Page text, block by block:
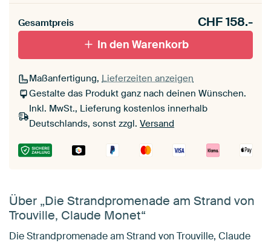
Gesamtpreis CHF158.-
In den Warenkorb
Maßanfertigung, Lieferzeiten anzeigen
Gestalte das Produkt ganz nach deinen Wünschen.
Inkl. MwSt., Lieferung kostenlos innerhalb
Deutschlands, sonst zzgl. Versand
Über „Die Strandpromenade am Strand von
Trouville, Claude Monet“
Die Strandpromenade am Strand von Trouville, Claude